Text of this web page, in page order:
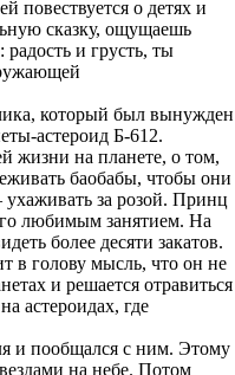
повествуется о детях и
сказку, ощущаешь
и грусть, ты
который был вынужден
астероид Б-612.
жизни на планете, о том,
баобабы, чтобы они
ухаживать за розой. Принц
любимым занятием. На
более десяти закатов.
в голову мысль, что он не
и решается отравиться
астероидах, где
и пообщался с ним. Этому
на небе. Потом